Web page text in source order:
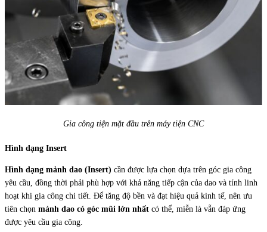
Gia công tiện mặt đầu trên máy tiện CNC
Hình dạng Insert
Hình dạng mảnh dao (Insert) cần được lựa chọn dựa trên góc gia công
yêu cầu, đồng thời phải phù hợp với khả năng tiếp cận của dao và tính linh
hoạt khi gia công chi tiết. Để tăng độ bền và đạt hiệu quả kinh tế, nên ưu
tiên chọn mảnh dao có góc mũi lớn nhất có thể, miễn là vẫn đáp ứng
được yêu cầu gia công.